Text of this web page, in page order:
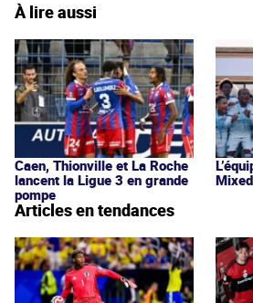
À lire aussi
Caen, Thionville et La Roche
lancent la Ligue 3 en grande
pompe
Articles en tendances